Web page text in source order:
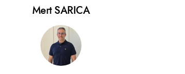
Mert SARICA